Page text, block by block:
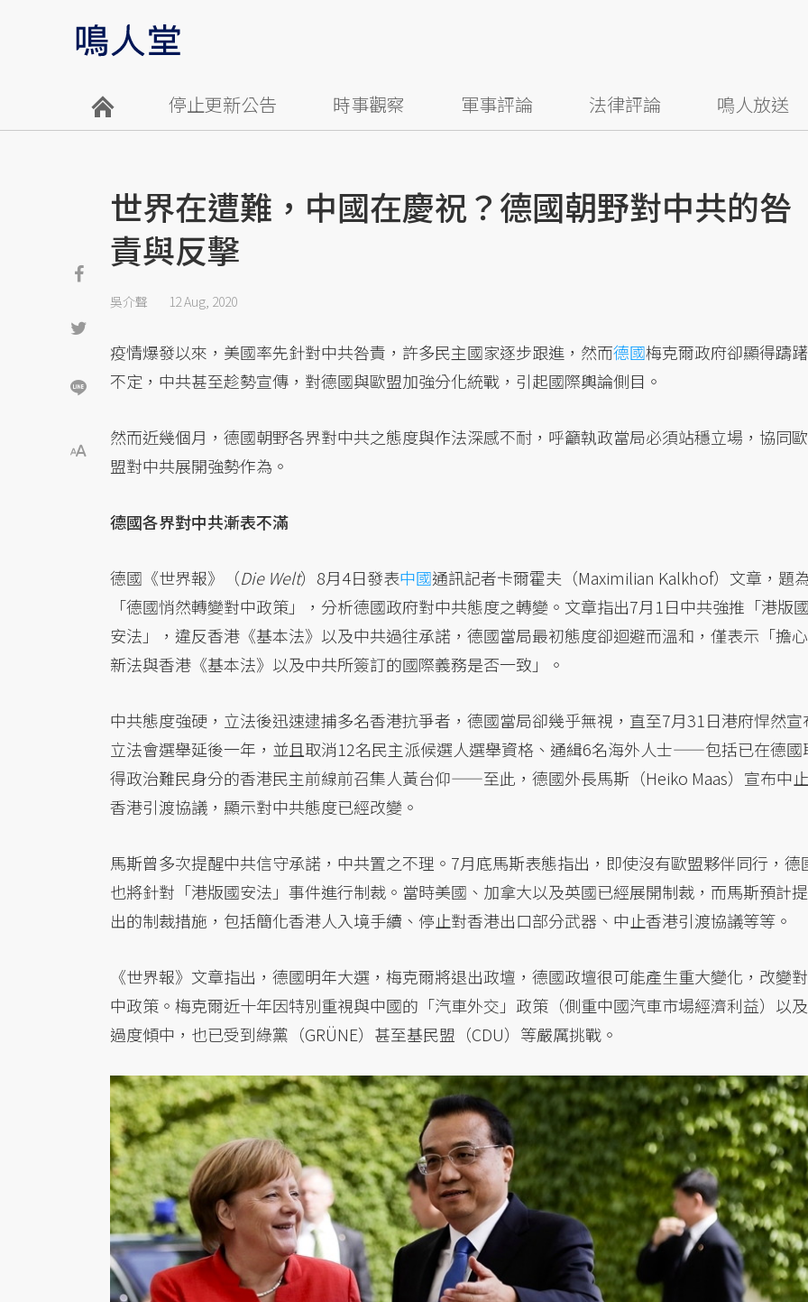
停止更新公告 時事觀察 軍事評論 法律評論 鳴人放送
世界在遭難，中國在慶祝？德國朝野對中共的咎
責與反擊
吳介聲 12 Aug, 2020
疫情爆發以來，美國率先針對中共咎責，許多民主國家逐步跟進，然而德國梅克爾政府卻顯得躊躇
不定，中共甚至趁勢宣傳，對德國與歐盟加強分化統戰，引起國際輿論側目。
然而近幾個月，德國朝野各界對中共之態度與作法深感不耐，呼籲執政當局必須站穩立場，協同歐
盟對中共展開強勢作為。
德國各界對中共漸表不滿
德國《世界報》（Die Welt）8月4日發表中國通訊記者卡爾霍夫（Maximilian Kalkhof）文章，題
「德國悄然轉變對中政策」，分析德國政府對中共態度之轉變。文章指出7月1日中共強推「港版
安法」，違反香港《基本法》以及中共過往承諾，德國當局最初態度卻迴避而溫和，僅表示「擔心
新法與香港《基本法》以及中共所簽訂的國際義務是否一致」。
中共態度強硬，立法後迅速逮捕多名香港抗爭者，德國當局卻幾乎無視，直至7月31日港府悍然宣
立法會選舉延後一年，並且取消12名民主派候選人選舉資格、通緝6名海外人士——包括已在德國
得政治難民身分的香港民主前線前召集人黃台仰——至此，德國外長馬斯（Heiko Maas）宣布中止
香港引渡協議，顯示對中共態度已經改變。
馬斯曾多次提醒中共信守承諾，中共置之不理。7月底馬斯表態指出，即使沒有歐盟夥伴同行，德
也將針對「港版國安法」事件進行制裁。當時美國、加拿大以及英國已經展開制裁，而馬斯預計提
出的制裁措施，包括簡化香港人入境手續、停止對香港出口部分武器、中止香港引渡協議等等。
《世界報》文章指出，德國明年大選，梅克爾將退出政壇，德國政壇很可能產生重大變化，改變對
中政策。梅克爾近十年因特別重視與中國的「汽車外交」政策（側重中國汽車市場經濟利益）以及
過度傾中，也已受到綠黨（GRÜNE）甚至基民盟（CDU）等嚴厲挑戰。